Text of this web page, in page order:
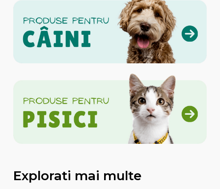
Explorati mai multe